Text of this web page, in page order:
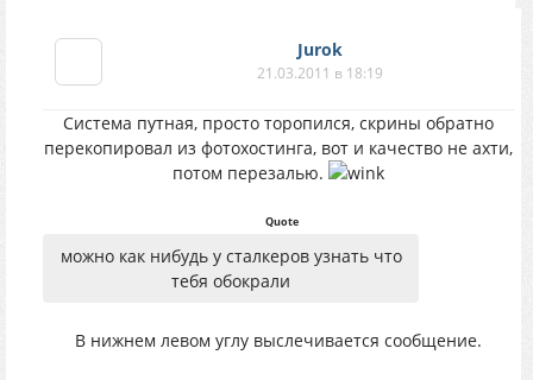
Jurok
21.03.2011 в 18:19
Система путная, просто торопился, скрины обратно
перекопировал из фотохостинга, вот и качество не ахти,
потом перезалью.
Quote
можно как нибудь у сталкеров узнать что
тебя обокрали
В нижнем левом углу выслечивается сообщение.